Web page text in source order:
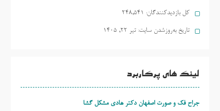
کل بازدیدکنند‌گان: 248,541
تاریخ به‌روزشدن سایت: تیر ۲۲, ۱۴۰۵
لینک های پرکاربرد
جراح فک و صورت اصفهان دکتر هادی مشکل گشا